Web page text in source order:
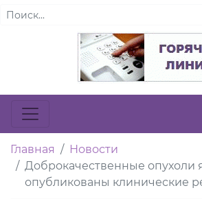
Главная
Новости
Доброкачественные опухоли
опубликованы клинические